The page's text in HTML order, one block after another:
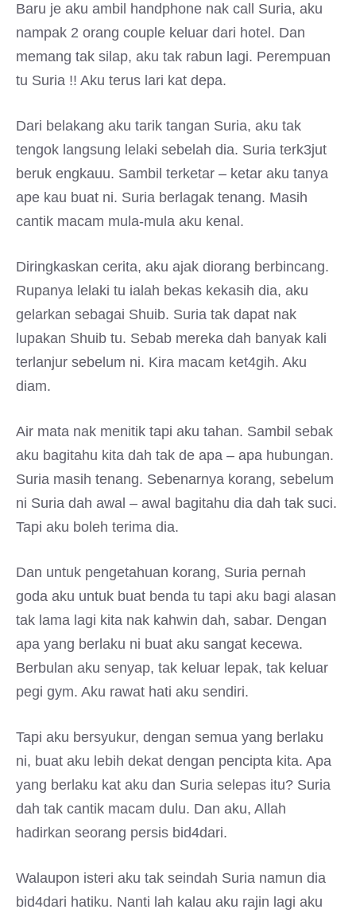
Baru je aku ambil handphone nak call Suria, aku
nampak 2 orang couple keluar dari hotel. Dan
memang tak silap, aku tak rabun lagi. Perempuan
tu Suria !! Aku terus lari kat depa.
Dari belakang aku tarik tangan Suria, aku tak
tengok langsung lelaki sebelah dia. Suria terk3jut
beruk engkauu. Sambil terketar – ketar aku tanya
ape kau buat ni. Suria berlagak tenang. Masih
cantik macam mula-mula aku kenal.
Diringkaskan cerita, aku ajak diorang berbincang.
Rupanya lelaki tu ialah bekas kekasih dia, aku
gelarkan sebagai Shuib. Suria tak dapat nak
lupakan Shuib tu. Sebab mereka dah banyak kali
terlanjur sebelum ni. Kira macam ket4gih. Aku
diam.
Air mata nak menitik tapi aku tahan. Sambil sebak
aku bagitahu kita dah tak de apa – apa hubungan.
Suria masih tenang. Sebenarnya korang, sebelum
ni Suria dah awal – awal bagitahu dia dah tak suci.
Tapi aku boleh terima dia.
Dan untuk pengetahuan korang, Suria pernah
goda aku untuk buat benda tu tapi aku bagi alasan
tak lama lagi kita nak kahwin dah, sabar. Dengan
apa yang berlaku ni buat aku sangat kecewa.
Berbulan aku senyap, tak keluar lepak, tak keluar
pegi gym. Aku rawat hati aku sendiri.
Tapi aku bersyukur, dengan semua yang berlaku
ni, buat aku lebih dekat dengan pencipta kita. Apa
yang berlaku kat aku dan Suria selepas itu? Suria
dah tak cantik macam dulu. Dan aku, Allah
hadirkan seorang persis bid4dari.
Walaupon isteri aku tak seindah Suria namun dia
bid4dari hatiku. Nanti lah kalau aku rajin lagi aku